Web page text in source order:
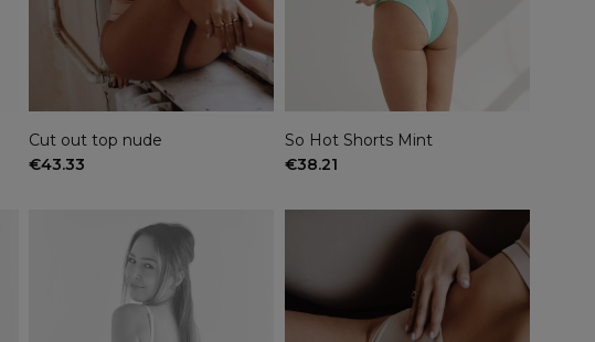
Cut out top nude
€43.33
So Hot Shorts Mint
€38.21